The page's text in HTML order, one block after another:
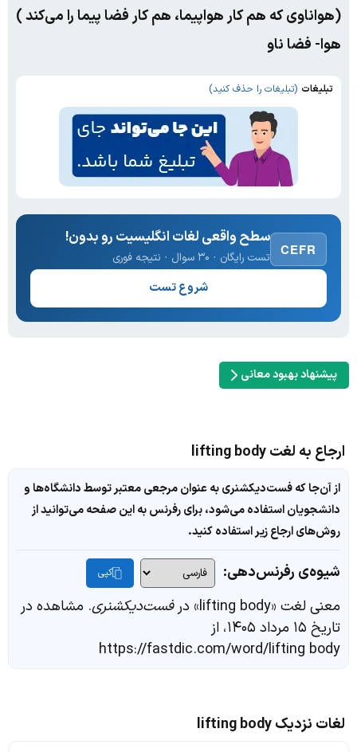
(هواناوی که هم کار هواپیما، هم کار فضا پیما را می‌کند )
هوا- فضا ناو
تبلیغات (تبلیغات را حذف کنید)
CEFR
سطح واقعی لغات انگلیسیت رو بدون!
تست رایگان · ۳۰ سوال · نتیجه فوری
شروع تست
پیشنهاد بهبود معانی
ارجاع به لغت lifting body
از آن‌جا که فست‌دیکشنری به عنوان مرجعی معتبر توسط دانشگاه‌ها و
دانشجویان استفاده می‌شود، برای رفرنس به این صفحه می‌توانید از
روش‌های ارجاع زیر استفاده کنید.
شیوه‌ی رفرنس‌دهی: کپی
معنی لغت «lifting body» در فست‌دیکشنری. مشاهده در
تاریخ ۱۵ مرداد ۱۴۰۵، از
https://fastdic.com/word/lifting body
لغات نزدیک lifting body